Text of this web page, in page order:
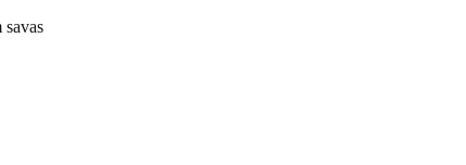
savas